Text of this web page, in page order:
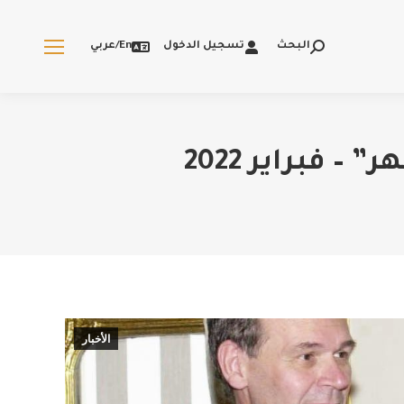
Search:
البحث تسجيل الدخول En/عربي
فبراير 2022
الأخبار